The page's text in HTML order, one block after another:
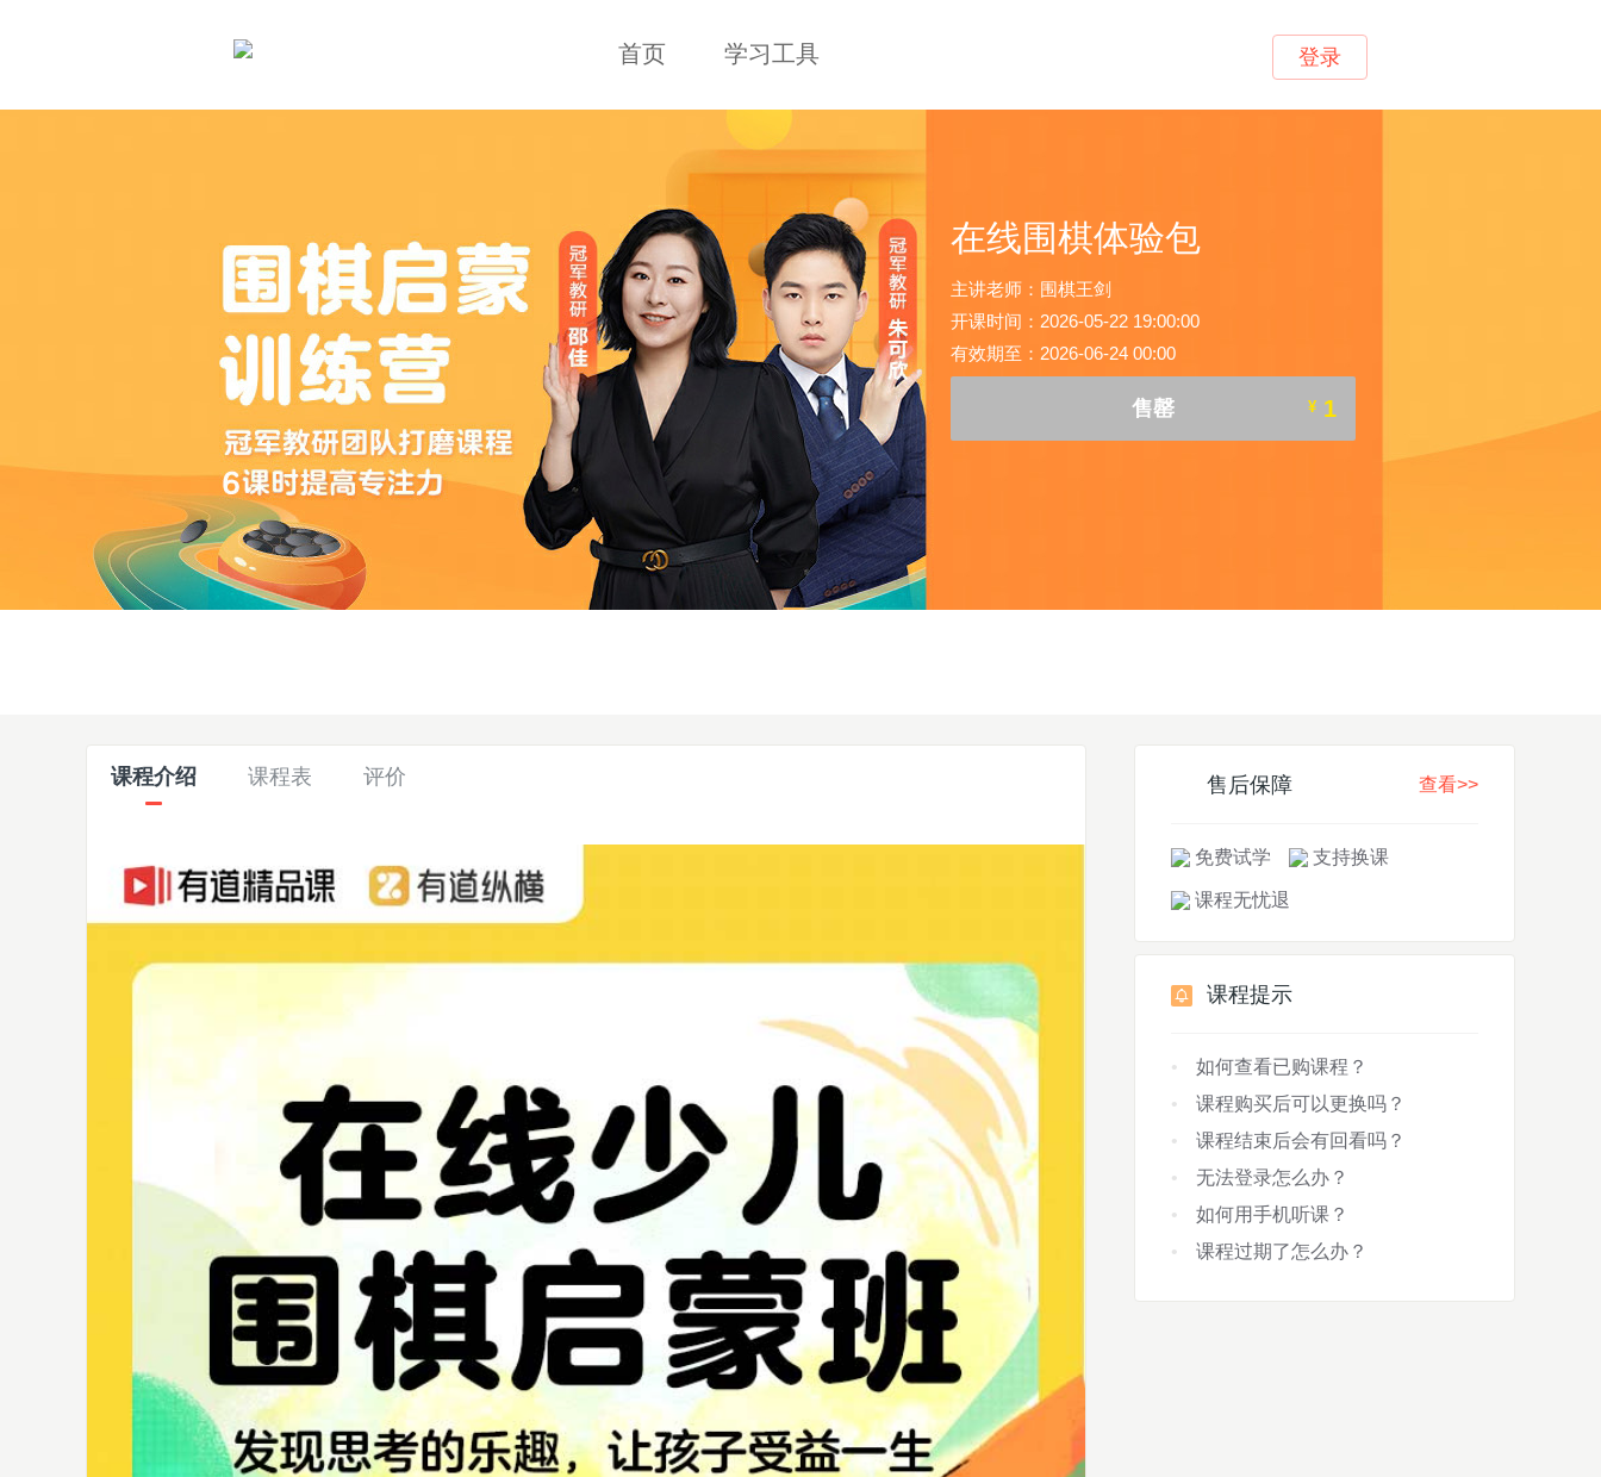
首页 学习工具 登录
在线围棋体验包
主讲老师：围棋王剑
开课时间：2026-05-22 19:00:00
有效期至：2026-06-24 00:00
售罄 ¥ 1
课程介绍 课程表 评价 售后保障 查看>>
免费试学 支持换课
课程无忧退
课程提示
如何查看已购课程？
课程购买后可以更换吗？
课程结束后会有回看吗？
无法登录怎么办？
如何用手机听课？
课程过期了怎么办？